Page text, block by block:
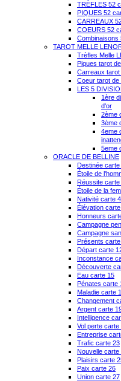
TRÈFLES 52
PIQUES 52
CARREAUX
COEURS 52
Combinaisons
TAROT MELLE
Trèfles Melle
Piques tarot
Carreaux tarot
Coeur tarot de
LES 5
1ère
d'or
2ème
3ème
4eme
5eme
ORACLE DE BELLINE
Destinée carte
Étoile de
Réussite carte
Étoile de la
Nativité carte 4
Élévation
Honneurs
Campagne
Campagne
Présents
Départ carte
Inconstance
Découverte
Eau carte 15
Pénates carte
Maladie carte
Changement
Argent carte
Intelligence
Vol perte carte
Entreprise
Trafic carte 23
Nouvelle carte
Plaisirs carte
Paix carte 26
Union carte 27